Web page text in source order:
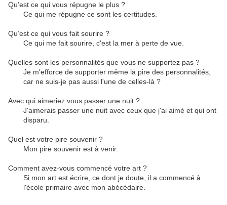
Qu’est ce qui vous répugne le plus ?
Ce qui me répugne ce sont les certitudes.
Qu’est ce qui vous fait sourire ?
Ce qui me fait sourire, c'est la mer à perte de vue.
Quelles sont les personnalités que vous ne supportez pas ?
Je m'efforce de supporter même la pire des personnalités,
car ne suis-je pas aussi l'une de celles-là ?
Avec qui aimeriez vous passer une nuit ?
J'aimerais passer une nuit avec ceux que j'ai aimé et qui ont
disparu.
Quel est votre pire souvenir ?
Mon pire souvenir est à venir.
Comment avez-vous commencé votre art ?
Si mon art est écrire, ce dont je doute, il a commencé à
l'école primaire avec mon abécédaire.